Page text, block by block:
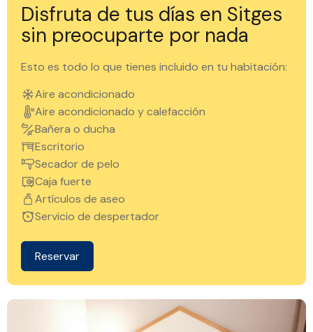
Disfruta de tus días en Sitges
sin preocuparte por nada
Esto es todo lo que tienes incluido en tu habitación:
Aire acondicionado
Aire acondicionado y calefacción
Bañera o ducha
Escritorio
Secador de pelo
Caja fuerte
Artículos de aseo
Servicio de despertador
Reservar